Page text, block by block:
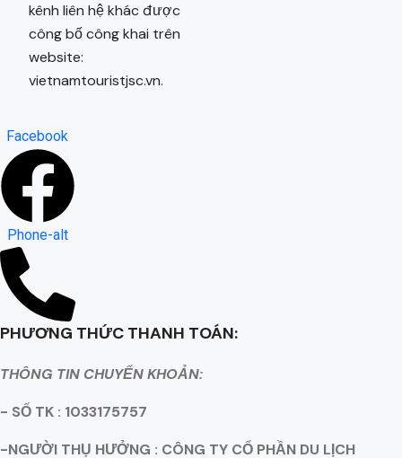
kênh liên hệ khác được
công bố công khai trên
website:
vietnamtouristjsc.vn.
Facebook
Phone-alt
PHƯƠNG THỨC THANH TOÁN:
THÔNG TIN CHUYỂN KHOẢN:
- SỐ TK : 1033175757
-NGƯỜI THỤ HƯỞNG : CÔNG TY CỔ PHẦN DU LỊCH